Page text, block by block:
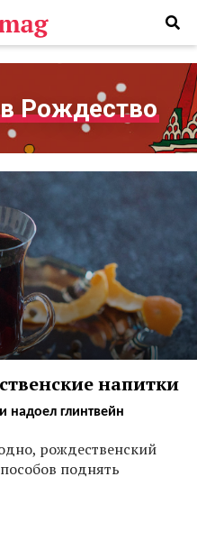
Рождество
напитки
надоел глинтвейн
рождественский
поднять